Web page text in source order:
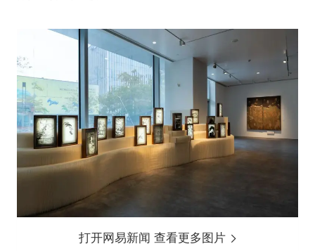
打开网易新闻 查看更多图片